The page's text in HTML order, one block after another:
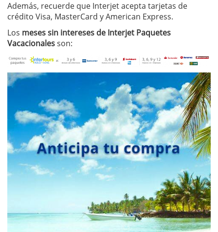
Además, recuerde que Interjet acepta tarjetas de
crédito Visa, MasterCard y American Express.
Los meses sin intereses de Interjet Paquetes
Vacacionalesson: